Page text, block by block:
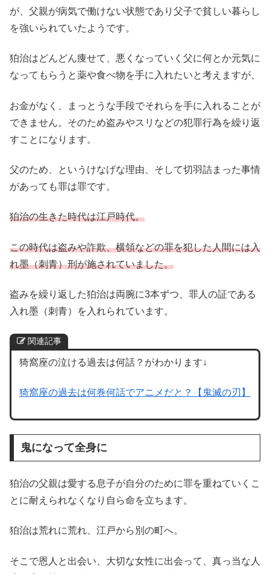
が、父親が病気で働けない状態であり父子で貧しい暮らし
を強いられていたようです。
狛治はどんどん痩せて、悪くなっていく父に何とか元気に
なってもらうと薬や食べ物を手に入れたいと考えますが、
お金がなく、まっとうな手段でそれらを手に入れることが
できません。そのため盗みやスリなどの犯罪行為を繰り返
すことになります。
父のため、というけなげな理由、そして切羽詰まった事情
があっても罪は罪です。
狛治の生きた時代は江戸時代。
この時代は盗みや詐欺、横領などの罪を犯した人間には入
れ墨（刺青）刑が施されていました。
盗みを繰り返した狛治は両腕に3本ずつ、罪人の証である
入れ墨（刺青）を入れられています。
関連記事
猗窩座の泣ける過去は何話？がわかります↓
猗窩座の過去は何巻何話でアニメだと？【鬼滅の刃】
鬼になって全身に
狛治の父親は愛する息子が自分のために罪を重ねていくこ
とに耐えられなくなり自ら命を立ちます。
狛治は荒れに荒れ、江戸から別の町へ。
そこで恩人と出会い、大切な女性に出会って、真っ当な人